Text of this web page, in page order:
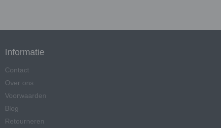
Informatie
Contact
Over ons
Voorwaarden
Blog
Retourneren